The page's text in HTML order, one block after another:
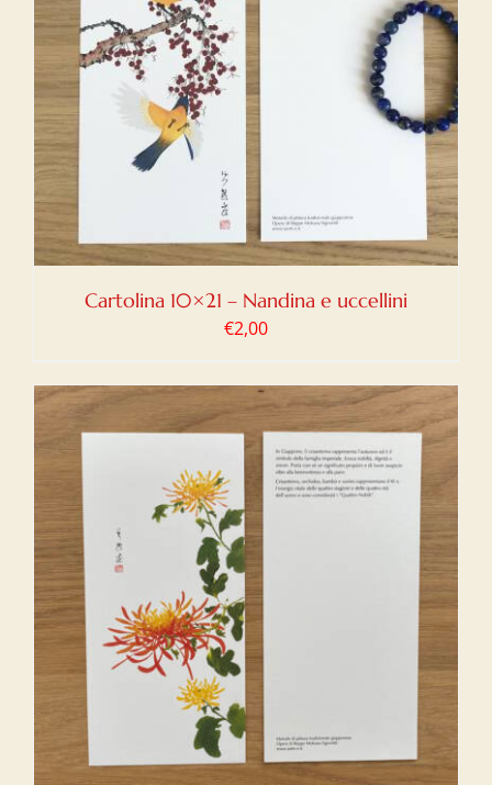
Cartolina 10×21 – Nandina e uccellini
€2,00